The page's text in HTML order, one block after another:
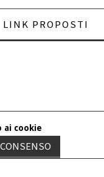
LINK PROPOSTI
ai cookie